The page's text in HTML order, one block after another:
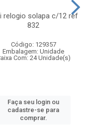
relogio solapa c/12 ref
832
Código: 129357
Embalagem: Unidade
Com: 24 Unidade(s)
Faça seu login ou
cadastre-se para
comprar.